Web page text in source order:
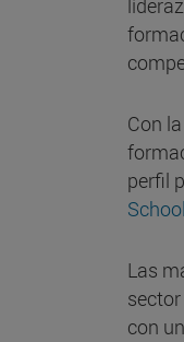
Con
perfil
School
Las
con